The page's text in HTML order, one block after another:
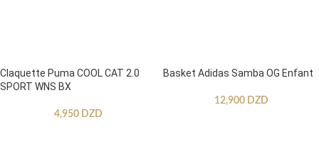
Claquette Puma COOL CAT 2.0
SPORT WNS BX
4,950 DZD
Basket Adidas Samba OG Enfant
12,900 DZD